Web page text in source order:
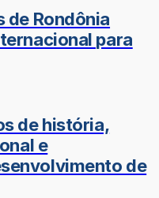
de Rondônia
para
de história,
e
de